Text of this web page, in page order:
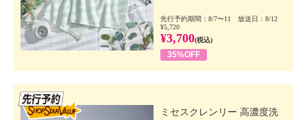
先行予約期間：8/7〜11 放送日：8/12
¥5,720
¥3,700(税込)
35%OFF
ミセスクレンリー 高濃度洗